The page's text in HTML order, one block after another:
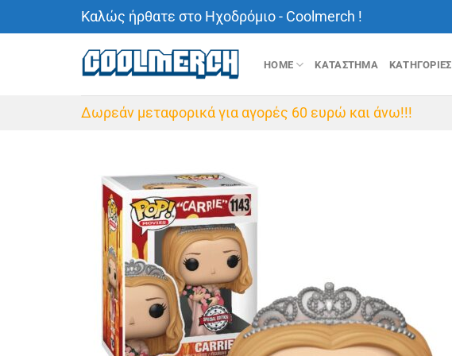
Καλώς ήρθατε στο Ηχοδρόμιο - Coolmerch !
HOME ΚΑΤΑΣΤΗΜΑ ΚΑΤΗΓΟΡΙΕΣ
Δωρεάν μεταφορικά για αγορές 60 ευρώ και άνω!!!